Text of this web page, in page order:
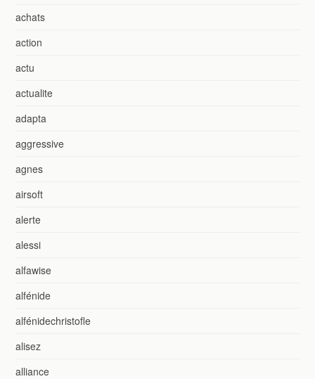
achats
action
actu
actualite
adapta
aggressive
agnes
airsoft
alerte
alessi
alfawise
alfénide
alfénidechristofle
alisez
alliance